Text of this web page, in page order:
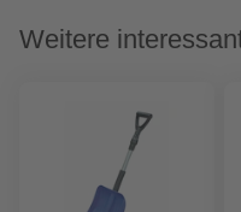
Weitere